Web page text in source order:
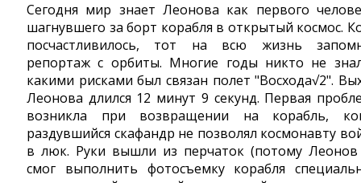
Сегодня мир знает Леонова как первого
шагнувшего за борт корабля в открытый космос.
посчастливилось, тот на всю жизнь
репортаж с орбиты. Многие годы никто не
какими рисками был связан полет "Восхода√2".
Леонова длился 12 минут 9 секунд. Первая
возникла при возвращении на корабль,
раздувшийся скафандр не позволял космонавту
в люк. Руки вышли из перчаток (потому
смог выполнить фотосъемку корабля